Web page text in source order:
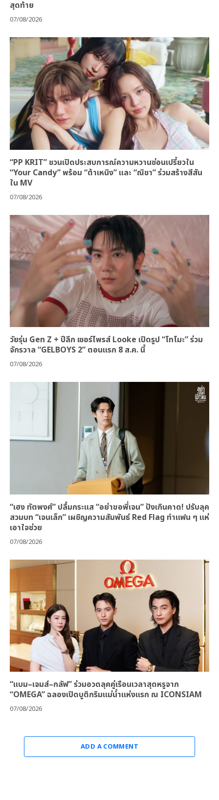
สุดท้าย
07/08/2026
“PP KRIT” ชวนเปิดประสบการณ์ความหวานซ่อนเปรี้ยวใน
“Your Candy” พร้อม “ต้าเหนิง” และ “ณิชา” ร่วมสร้างสีสัน
ใน MV
07/08/2026
วัยรุ่น Gen Z + ปีลึก เซอร์ไพรส์ Looke เปิดรูป “โทโมะ” ร่วม
จักรวาล “GELBOYS 2” ตอนแรก 8 ส.ค. นี้
07/08/2026
“เฮง ทัตพงศ์” ปลื้มกระแส “อย่าขอพี่เจน” ปังเกินคาด! ปรับลุค
สวมบท “เจนเล็ก” เผชิญความสัมพันธ์ Red Flag ทำแฟน ๆ แห่
เอาใจช่วย
07/08/2026
“แบม–เจมส์–กลัฟ” ร่วมอวดลุคคู่เรือนเวลาสุดหรูจาก
“OMEGA” ฉลองเปิดบูติกริมแม่น้ำแห่งแรก ณ ICONSIAM
07/08/2026
ADD A COMMENT